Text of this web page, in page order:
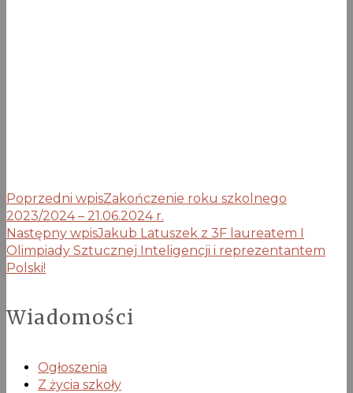
Poprzedni wpisZakończenie roku szkolnego
2023/2024 – 21.06.2024 r.
Następny wpisJakub Latuszek z 3F laureatem I
Olimpiady Sztucznej Inteligencji i reprezentantem
Polski!
Wiadomości
Ogłoszenia
Z życia szkoły